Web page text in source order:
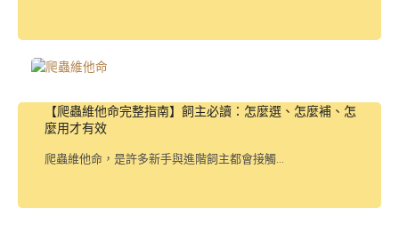
【爬蟲維他命完整指南】飼主必讀：怎麼選、怎麼補、怎
麼用才有效
爬蟲維他命，是許多新手與進階飼主都會接觸...